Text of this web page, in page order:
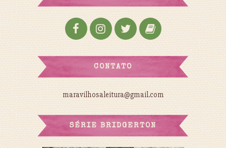
CONTATO
maravilhosaleitura@gmail.com
SÉRIE BRIDGERTON